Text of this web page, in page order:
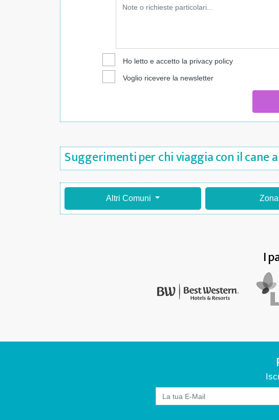
Ho letto e accetto la privacy policy
Voglio ricevere la newsletter
Suggerimenti per chi viaggia con il cane
Altri Comuni Zona
I